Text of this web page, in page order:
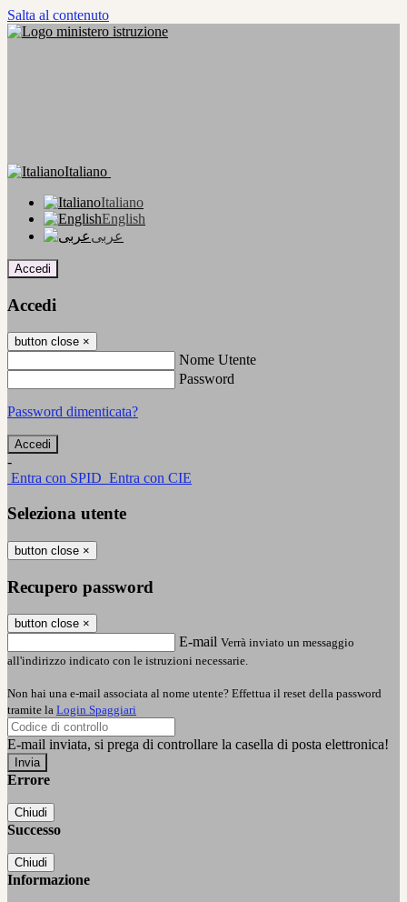
Salta al contenuto
Italiano
Italiano
English
عربى
Accedi
Accedi
button close ×
Nome Utente
Password
Password dimenticata?
-
Entra con SPID Entra con CIE
Seleziona utente
button close ×
Recupero password
button close ×
E-mail Verrà inviato un messaggio
all'indirizzo indicato con le istruzioni necessarie.
Non hai una e-mail associata al nome utente? Effettua il reset della password
tramite la Login Spaggiari
E-mail inviata, si prega di controllare la casella di posta elettronica!
Errore
Chiudi
Successo
Chiudi
Informazione